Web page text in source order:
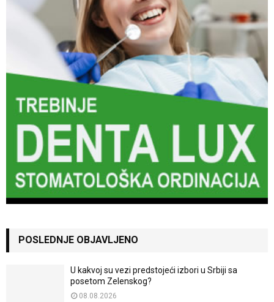
POSLEDNJE OBJAVLJENO
U kakvoj su vezi predstojeći izbori u Srbiji sa
posetom Zelenskog?
08.08.2026